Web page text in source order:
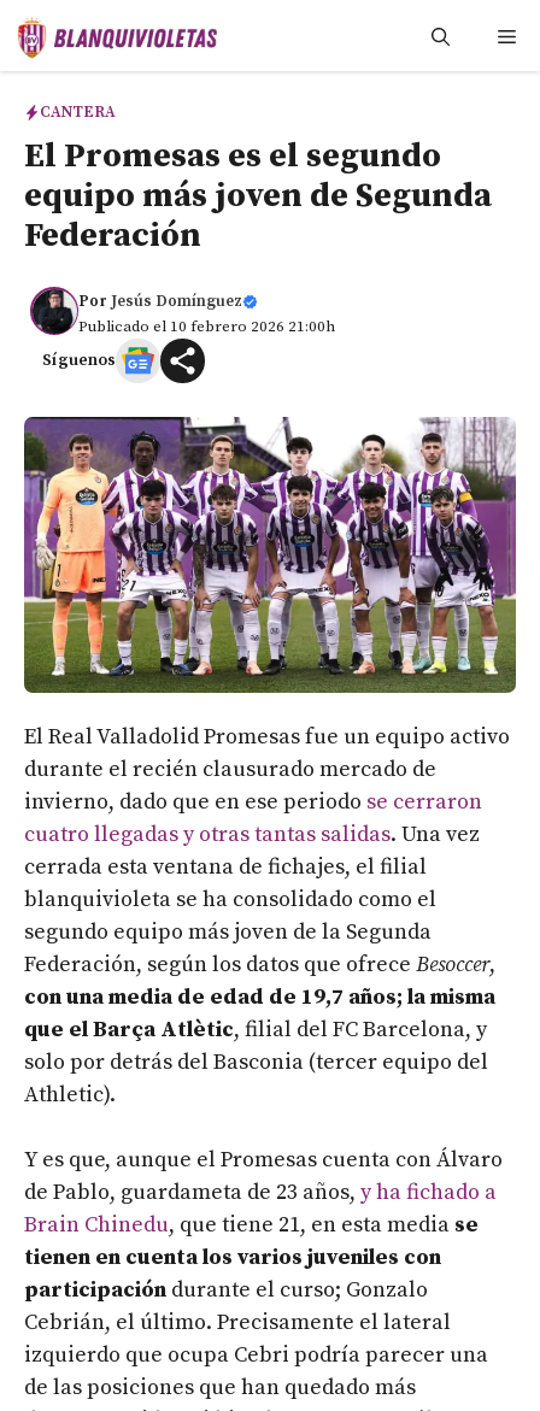
Saltar
CANTERA
El Promesas es el segundo
equipo más joven de Segunda
Federación
Por Jesús Domínguez
Publicado el 10 febrero 2026 21:00h
Síguenos
El Real Valladolid Promesas fue un equipo activo
durante el recién clausurado mercado de
invierno, dado que en ese periodo se cerraron
cuatro llegadas y otras tantas salidas. Una vez
cerrada esta ventana de fichajes, el filial
blanquivioleta se ha consolidado como el
segundo equipo más joven de la Segunda
Federación, según los datos que ofrece Besoccer,
con una media de edad de 19,7 años; la misma
que el Barça Atlètic, filial del FC Barcelona, y
solo por detrás del Basconia (tercer equipo del
Athletic).
Y es que, aunque el Promesas cuenta con Álvaro
de Pablo, guardameta de 23 años, y ha fichado a
Brain Chinedu, que tiene 21, en esta media se
tienen en cuenta los varios juveniles con
participación durante el curso; Gonzalo
Cebrián, el último. Precisamente el lateral
izquierdo que ocupa Cebri podría parecer una
de las posiciones que han quedado más